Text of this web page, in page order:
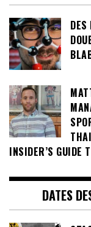
INSIDER’S GUIDE
DATES